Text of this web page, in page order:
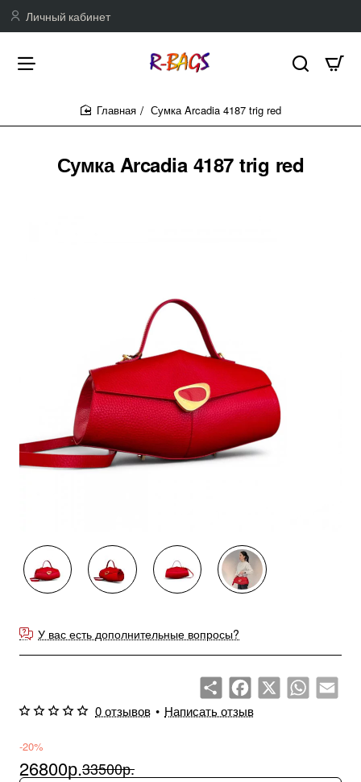
Личный кабинет
Сумка Arcadia 4187 trig red
Сумка Arcadia 4187 trig red
У вас есть дополнительные вопросы?
ShareFacebook
X WhatsApp
0 отзывов • Написать отзыв
-20%
26800р.33500р.